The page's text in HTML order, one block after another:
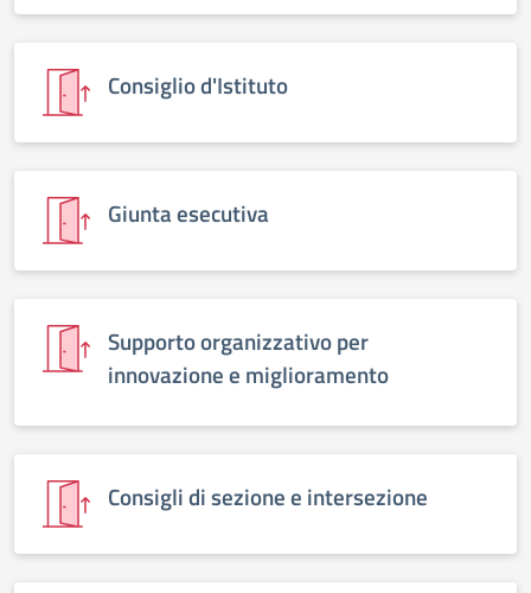
Consiglio d'Istituto
Giunta esecutiva
Supporto organizzativo per
innovazione e miglioramento
Consigli di sezione e intersezione